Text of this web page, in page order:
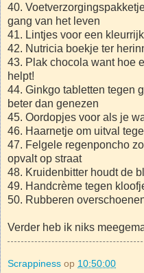
40.
gang van het leven
41. Lintjes voor een
42. Nutricia boekje ter
43. Plak chocola want hoe
helpt!
44. Ginkgo tabletten tegen
beter dan genezen
45. Oordopjes voor als je
46. Haarnetje om uitval
47. Felgele regenponcho
opvalt op straat
48. Kruidenbitter houdt de
49. Handcrème tegen
50. Rubberen
Verder heb ik niks
Scrappiness op 10:50:00